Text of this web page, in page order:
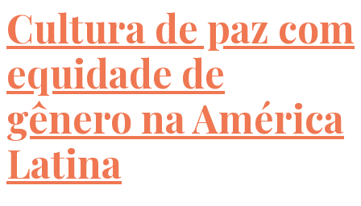
Cultura de paz com
equidade de
gênero na América
Latina